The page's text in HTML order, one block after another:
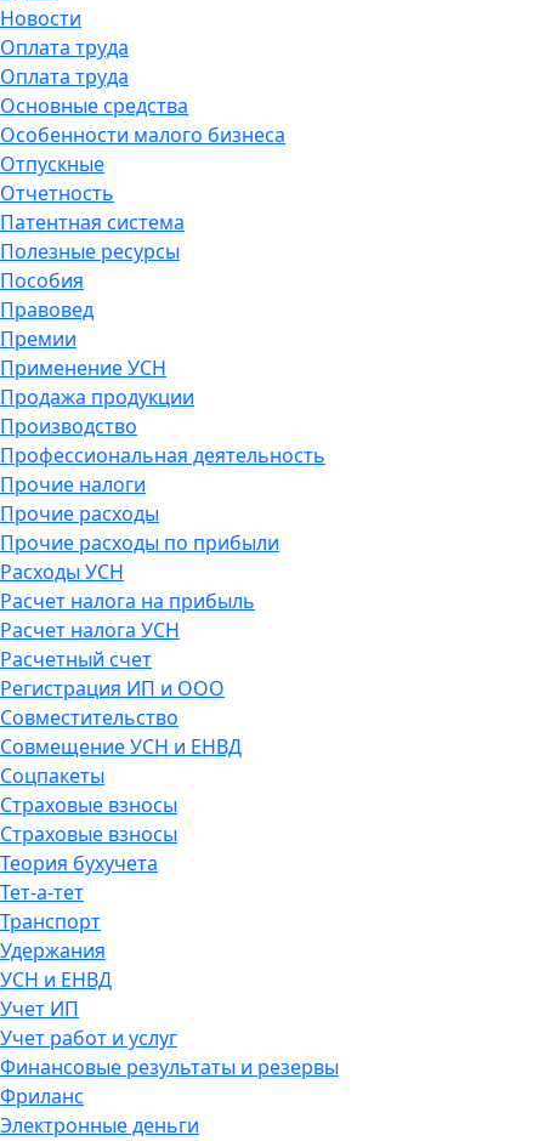
Новости
Оплата труда
Оплата труда
Основные средства
Особенности малого бизнеса
Отпускные
Отчетность
Патентная система
Полезные ресурсы
Пособия
Правовед
Премии
Применение УСН
Продажа продукции
Производство
Профессиональная деятельность
Прочие налоги
Прочие расходы
Прочие расходы по прибыли
Расходы УСН
Расчет налога на прибыль
Расчет налога УСН
Расчетный счет
Регистрация ИП и ООО
Совместительство
Совмещение УСН и ЕНВД
Соцпакеты
Страховые взносы
Страховые взносы
Теория бухучета
Тет-а-тет
Транспорт
Удержания
УСН и ЕНВД
Учет ИП
Учет работ и услуг
Финансовые результаты и резервы
Фриланс
Электронные деньги